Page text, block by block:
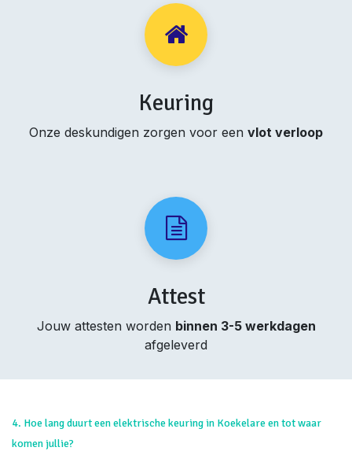
Keuring
Onze deskundigen zorgen voor een vlot verloop
Attest
Jouw attesten worden binnen 3-5 werkdagen
afgeleverd
4. Hoe lang duurt een elektrische keuring in Koekelare en tot waar
komen jullie?